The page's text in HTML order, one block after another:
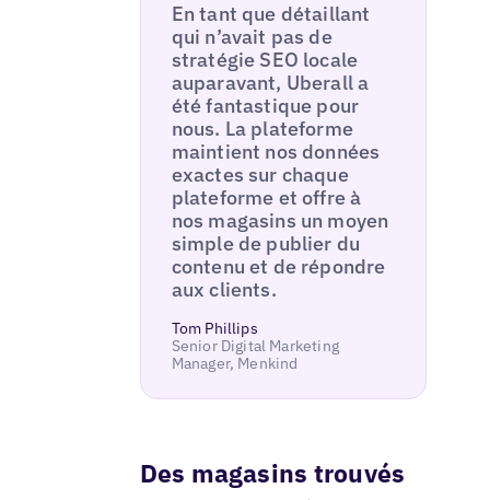
En tant que détaillant
qui n’avait pas de
stratégie SEO locale
auparavant, Uberall a
été fantastique pour
nous. La plateforme
maintient nos données
exactes sur chaque
plateforme et offre à
nos magasins un moyen
simple de publier du
contenu et de répondre
aux clients.
Tom Phillips
Senior Digital Marketing
Manager, Menkind
Des magasins trouvés